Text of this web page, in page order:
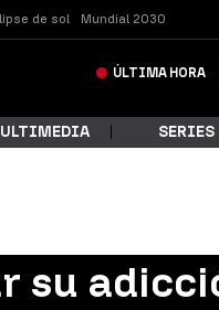
de sol Mundial 2030
ÚLTIMA HORA
SERIES
su